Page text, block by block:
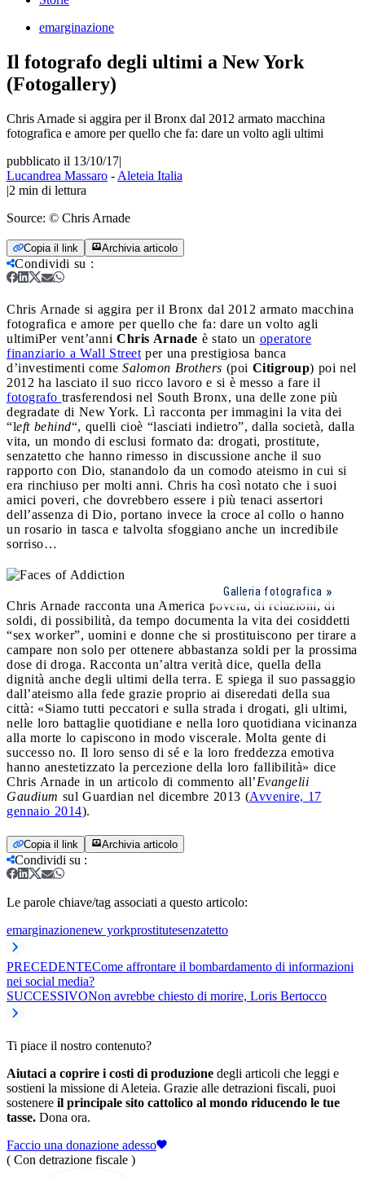
emarginazione
Il fotografo degli ultimi a New York
(Fotogallery)
Chris Arnade si aggira per il Bronx dal 2012 armato macchina
fotografica e amore per quello che fa: dare un volto agli ultimi
pubblicato il 13/10/17|
Lucandrea Massaro - Aleteia Italia
|2 min di lettura
Source: © Chris Arnade
Copia il link Archivia articolo
Condividi su :
Chris Arnade si aggira per il Bronx dal 2012 armato macchina
fotografica e amore per quello che fa: dare un volto agli
ultimiPer vent’anni Chris Arnade è stato un operatore
finanziario a Wall Street per una prestigiosa banca
d’investimenti come Salomon Brothers (poi Citigroup) poi nel
2012 ha lasciato il suo ricco lavoro e si è messo a fare il
fotografo trasferendosi nel South Bronx, una delle zone più
degradate di New York. Lì racconta per immagini la vita dei
“left behind“, quelli cioè “lasciati indietro”, dalla società, dalla
vita, un mondo di esclusi formato da: drogati, prostitute,
senzatetto che hanno rimesso in discussione anche il suo
rapporto con Dio, stanandolo da un comodo ateismo in cui si
era rinchiuso per molti anni. Chris ha così notato che i suoi
amici poveri, che dovrebbero essere i più tenaci assertori
dell’assenza di Dio, portano invece la croce al collo o hanno
un rosario in tasca e talvolta sfoggiano anche un incredibile
sorriso…
Galleria fotografica
Chris Arnade racconta una America povera, di relazioni, di
soldi, di possibilità, da tempo documenta la vita dei cosiddetti
“sex worker”, uomini e donne che si prostituiscono per tirare a
campare non solo per ottenere abbastanza soldi per la prossima
dose di droga. Racconta un’altra verità dice, quella della
dignità anche degli ultimi della terra. E spiega il suo passaggio
dall’ateismo alla fede grazie proprio ai diseredati della sua
città: «Siamo tutti peccatori e sulla strada i drogati, gli ultimi,
nelle loro battaglie quotidiane e nella loro quotidiana vicinanza
alla morte lo capiscono in modo viscerale. Molta gente di
successo no. Il loro senso di sé e la loro freddezza emotiva
hanno anestetizzato la percezione della loro fallibilità» dice
Chris Arnade in un articolo di commento all’Evangelii
Gaudium sul Guardian nel dicembre 2013 (Avvenire, 17
gennaio 2014).
Copia il link Archivia articolo
Condividi su :
Le parole chiave/tag associati a questo articolo:
emarginazionenew yorkprostitutesenzatetto
PRECEDENTECome affrontare il bombardamento di informazioni
nei social media?
SUCCESSIVONon avrebbe chiesto di morire, Loris Bertocco
Ti piace il nostro contenuto?
Aiutaci a coprire i costi di produzione degli articoli che leggi e
sostieni la missione di Aleteia. Grazie alle detrazioni fiscali, puoi
sostenere il principale sito cattolico al mondo riducendo le tue
tasse. Dona ora.
Faccio una donazione adesso
( Con detrazione fiscale )